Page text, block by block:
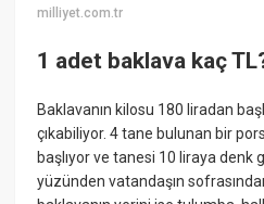
milliyet.com.tr
1 adet baklava kaç
Baklavanın kilosu 180 liradan
çıkabiliyor. 4 tane bulunan bir
başlıyor ve tanesi 10 liraya denk
yüzünden vatandaşın